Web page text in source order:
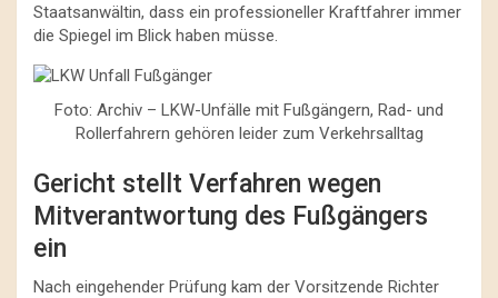
Staatsanwältin, dass ein professioneller Kraftfahrer immer
die Spiegel im Blick haben müsse.
Foto: Archiv – LKW-Unfälle mit Fußgängern, Rad- und
Rollerfahrern gehören leider zum Verkehrsalltag
Gericht stellt Verfahren wegen
Mitverantwortung des Fußgängers
ein
Nach eingehender Prüfung kam der Vorsitzende Richter